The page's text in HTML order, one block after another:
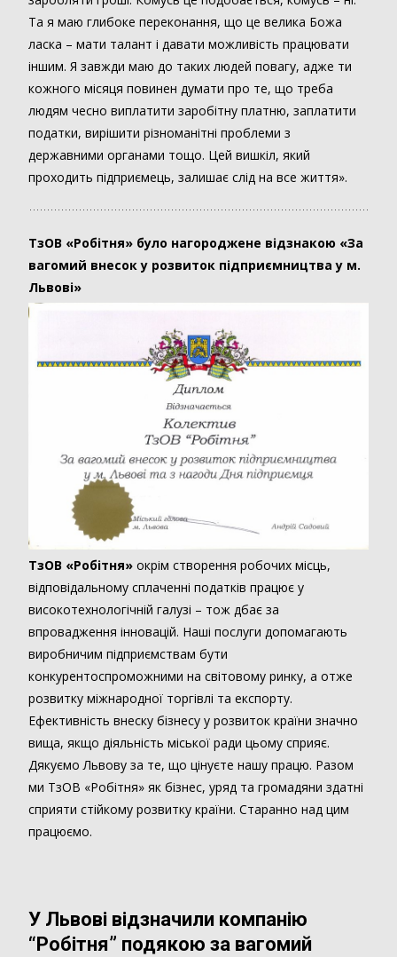
Та я маю глибоке переконання, що це велика Божа
ласка – мати талант і давати можливість працювати
іншим. Я завжди маю до таких людей повагу, адже ти
кожного місяця повинен думати про те, що треба
людям чесно виплатити заробітну платню, заплатити
податки, вирішити різноманітні проблеми з
державними органами тощо. Цей вишкіл, який
проходить підприємець, залишає слід на все життя».
ТзОВ «Робітня» було нагороджене відзнакою «За
вагомий внесок у розвиток підприємництва у м.
Львові»
ТзОВ «Робітня» окрім створення робочих місць,
відповідальному сплаченні податків працює у
високотехнологічній галузі – тож дбає за
впровадження інновацій. Наші послуги допомагають
виробничим підприємствам бути
конкурентоспроможними на світовому ринку, а отже
розвитку міжнародної торгівлі та експорту.
Ефективність внеску бізнесу у розвиток країни значно
вища, якщо діяльність міської ради цьому сприяє.
Дякуємо Львову за те, що цінуєте нашу працю. Разом
ми ТзОВ «Робітня» як бізнес, уряд та громадяни здатні
сприяти стійкому розвитку країни. Старанно над цим
працюємо.
У Львові відзначили компанію
“Робітня” подякою за вагомий